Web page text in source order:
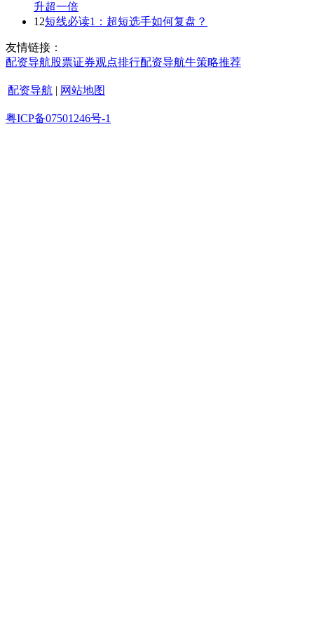
升超一倍
12短线必读1：超短选手如何复盘？
友情链接：
配资导航股票证券观点排行配资导航牛策略推荐
配资导航 | 网站地图
粤ICP备07501246号-1